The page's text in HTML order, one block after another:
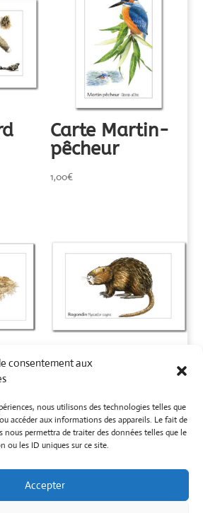
consentement aux
nous utilisons des technologies telles que
accéder aux informations des appareils. Le fait de
nous permettra de traiter des données telles que le
ou les ID uniques sur ce site.
Accepter
Carte Martin-
pêcheur
1,00€
Carte Ragondin
1,00€